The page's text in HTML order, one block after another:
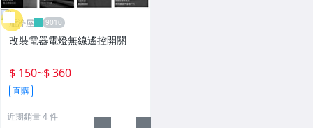
雁渟屋
改裝電器電燈無線遙控開關
$ 150~$ 360
直購
近期銷量 4 件